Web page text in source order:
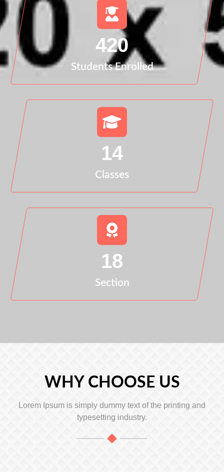
420
Students Enrolled
14
Classes
18
Section
WHY CHOOSE US
Lorem Ipsum is simply dummy text of the printing and
typesetting industry.